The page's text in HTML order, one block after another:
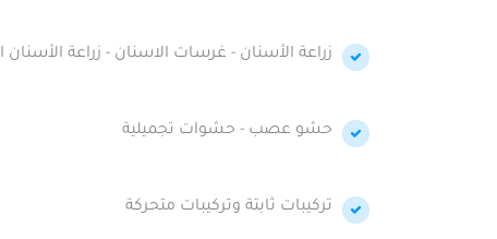
زراعة الأسنان - غرسات الاسنان - زراعة الأسنان
حشو عصب - حشوات تجميلية
تركيبات ثابتة وتركيبات متحركة